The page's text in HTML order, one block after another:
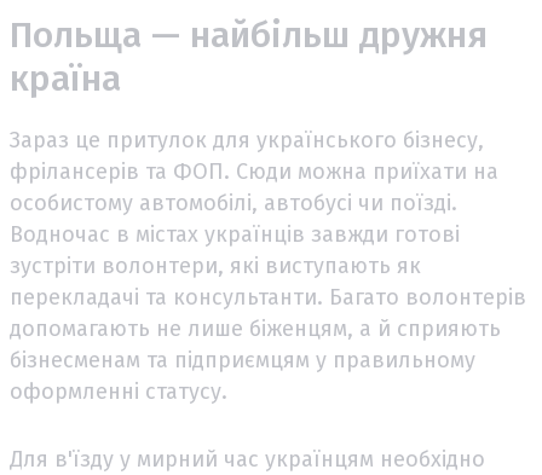
Польща — найбільш дружня
країна
Зараз це притулок для українського бізнесу,
фрілансерів та ФОП. Сюди можна приїхати на
особистому автомобілі, автобусі чи поїзді.
Водночас в містах українців завжди готові
зустріти волонтери, які виступають як
перекладачі та консультанти. Багато волонтерів
допомагають не лише біженцям, а й сприяють
бізнесменам та підприємцям у правильному
оформленні статусу.
Для в'їзду у мирний час українцям необхідно